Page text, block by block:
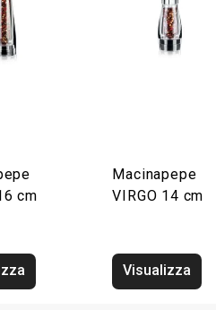
cm
Macinapepe
VIRGO 14 cm
Visualizza